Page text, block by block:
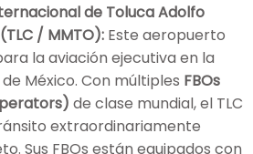
de Toluca Adolfo
/ MMTO): Este aeropuerto
la aviación ejecutiva en la
México. Con múltiples FBOs
de clase mundial, el TLC
extraordinariamente
Sus FBOs están equipados con